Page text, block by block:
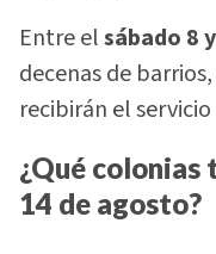
Entre elsábado 8
decenas de
recibirán el
¿Qué colonias
14 de agosto?